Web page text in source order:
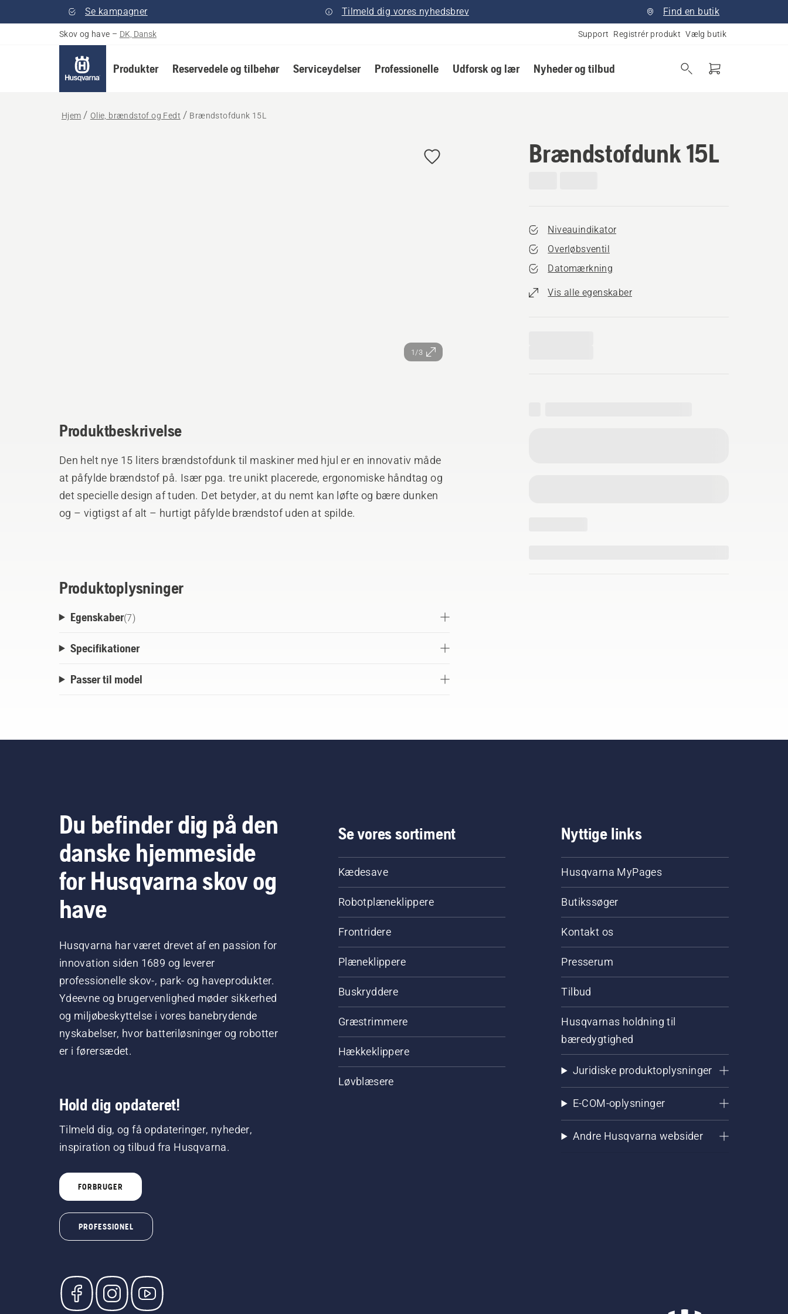
Se kampagner Tilmeld dig vores nyhedsbrev Find en butik
Skov og have – DK, Dansk Support Registrér produkt Vælg butik
Produkter Reservedele og tilbehør Serviceydelser Professionelle Udforsk og lær Nyheder og tilbud
Hjem Olie, brændstof og Fedt Brændstofdunk 15L
1/3
Brændstofdunk 15L
Niveauindikator
Overløbsventil
Datomærkning
Vis alle egenskaber
Produktbeskrivelse
Den helt nye 15 liters brændstofdunk til maskiner med hjul er en innovativ måde
at påfylde brændstof på. Især pga. tre unikt placerede, ergonomiske håndtag og
det specielle design af tuden. Det betyder, at du nemt kan løfte og bære dunken
og – vigtigst af alt – hurtigt påfylde brændstof uden at spilde.
Produktoplysninger
Egenskaber(7)
Specifikationer
Passer til model
Du befinder dig på den
danske hjemmeside
for Husqvarna skov og
have
Husqvarna har været drevet af en passion for
innovation siden 1689 og leverer
professionelle skov-, park- og haveprodukter.
Ydeevne og brugervenlighed møder sikkerhed
og miljøbeskyttelse i vores banebrydende
nyskabelser, hvor batteriløsninger og robotter
er i førersædet.
Hold dig opdateret!
Tilmeld dig, og få opdateringer, nyheder,
inspiration og tilbud fra Husqvarna.
FORBRUGER
PROFESSIONEL
Se vores sortiment
Kædesave
Robotplæneklippere
Frontridere
Plæneklippere
Buskryddere
Græstrimmere
Hækkeklippere
Løvblæsere
Nyttige links
Husqvarna MyPages
Butikssøger
Kontakt os
Presserum
Tilbud
Husqvarnas holdning til
bæredygtighed
Juridiske produktoplysninger
E-COM-oplysninger
Andre Husqvarna websider